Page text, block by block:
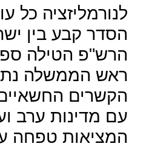
לנורמליזציה כל
הסדר קבע בין
הרש"פ הטילה
ראש הממשלה
הקשרים
עם מדינות ערב
המציאות טפחה